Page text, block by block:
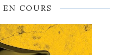
COURS